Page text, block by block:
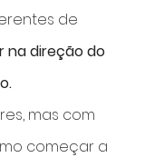
de
na direção do
mas com
começar a